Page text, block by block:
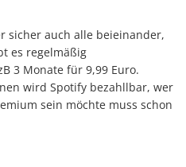
sicher auch alle beieinander,
es regelmäßig
3 Monate für 9,99 Euro.
wird Spotify bezahllbar, wer
sein möchte muss schon